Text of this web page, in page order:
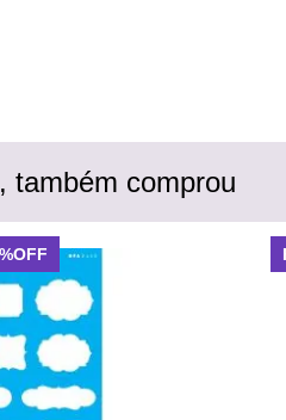
também comprou